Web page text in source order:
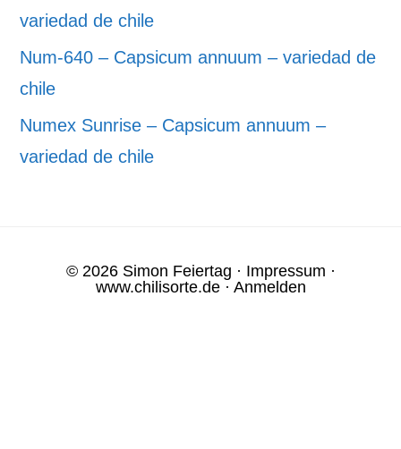
variedad de chile
Num-640 – Capsicum annuum – variedad de
chile
Numex Sunrise – Capsicum annuum –
variedad de chile
© 2026 Simon Feiertag · Impressum ·
www.chilisorte.de· Anmelden